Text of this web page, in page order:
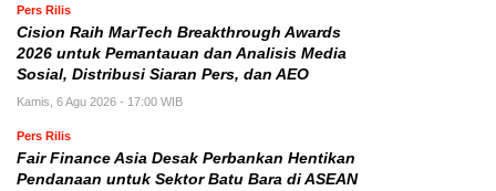
Pers Rilis
Cision Raih MarTech Breakthrough Awards
2026 untuk Pemantauan dan Analisis Media
Sosial, Distribusi Siaran Pers, dan AEO
Kamis, 6 Agu 2026 - 17:00 WIB
Pers Rilis
Fair Finance Asia Desak Perbankan Hentikan
Pendanaan untuk Sektor Batu Bara di ASEAN